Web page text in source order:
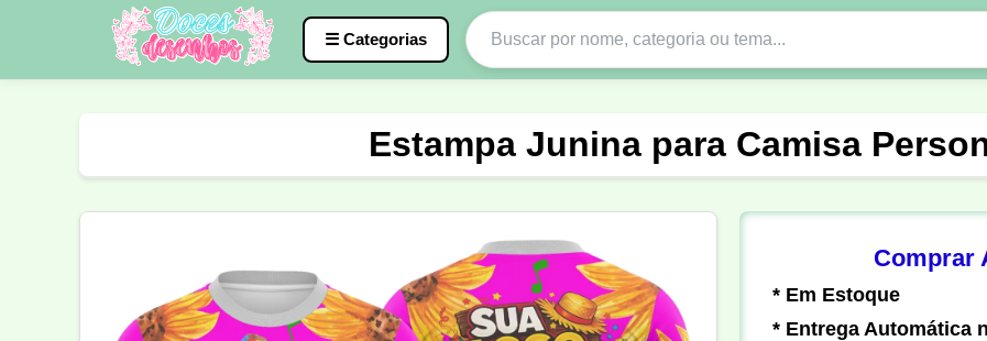
☰ Categorias
Agro Católica Vôlei
Motocross Ciclismo Nail Designer Pedagogia Biologia Geografia
Estampa Junina para Camisa
Comprar
* Em Estoque
* Entrega Automática